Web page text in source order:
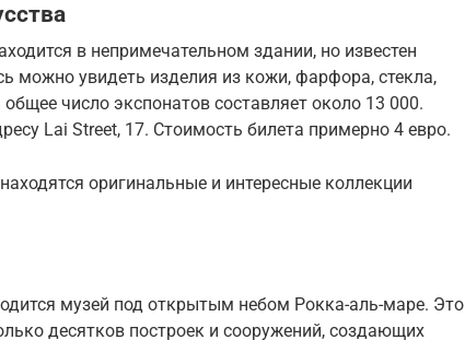
в непримечательном здании, но известен
можно увидеть изделия из кожи, фарфора, стекла,
число экспонатов составляет около 13 000.
Lai Street, 17. Стоимость билета примерно 4 евро.
оригинальные и интересные коллекции
музей под открытым небом Рокка-аль-маре. Это
десятков построек и сооружений, создающих